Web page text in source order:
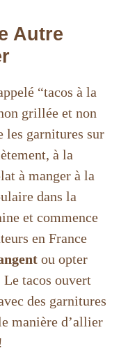
Autre
“tacos à la
grillée et non
les garnitures sur
à la
à manger à la
dans la
et commence
en France
ou opter
tacos ouvert
des garnitures
manière d’allier
!